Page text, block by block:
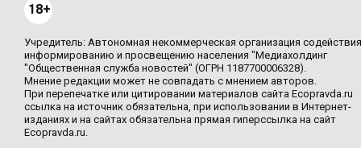
18+
Учредитель: Автономная некоммерческая организация содействия
информированию и просвещению населения "Медиахолдинг
"Общественная служба новостей" (ОГРН 1187700006328).
Мнение редакции может не совпадать с мнением авторов.
При перепечатке или цитировании материалов сайта Ecopravda.ru
ссылка на источник обязательна, при использовании в Интернет-
изданиях и на сайтах обязательна прямая гиперссылка на сайт
Ecopravda.ru.